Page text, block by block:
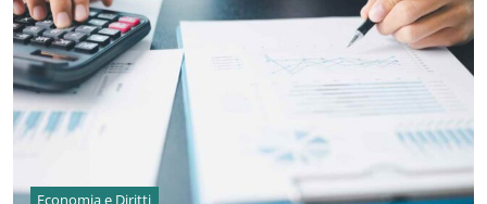
Economia e Diritti